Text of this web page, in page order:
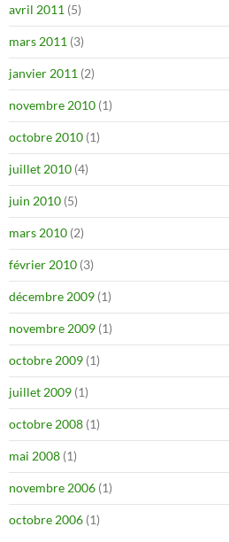
avril 2011 (5)
mars 2011 (3)
janvier 2011 (2)
novembre 2010 (1)
octobre 2010 (1)
juillet 2010 (4)
juin 2010 (5)
mars 2010 (2)
février 2010 (3)
décembre 2009 (1)
novembre 2009 (1)
octobre 2009 (1)
juillet 2009 (1)
octobre 2008 (1)
mai 2008 (1)
novembre 2006 (1)
octobre 2006 (1)